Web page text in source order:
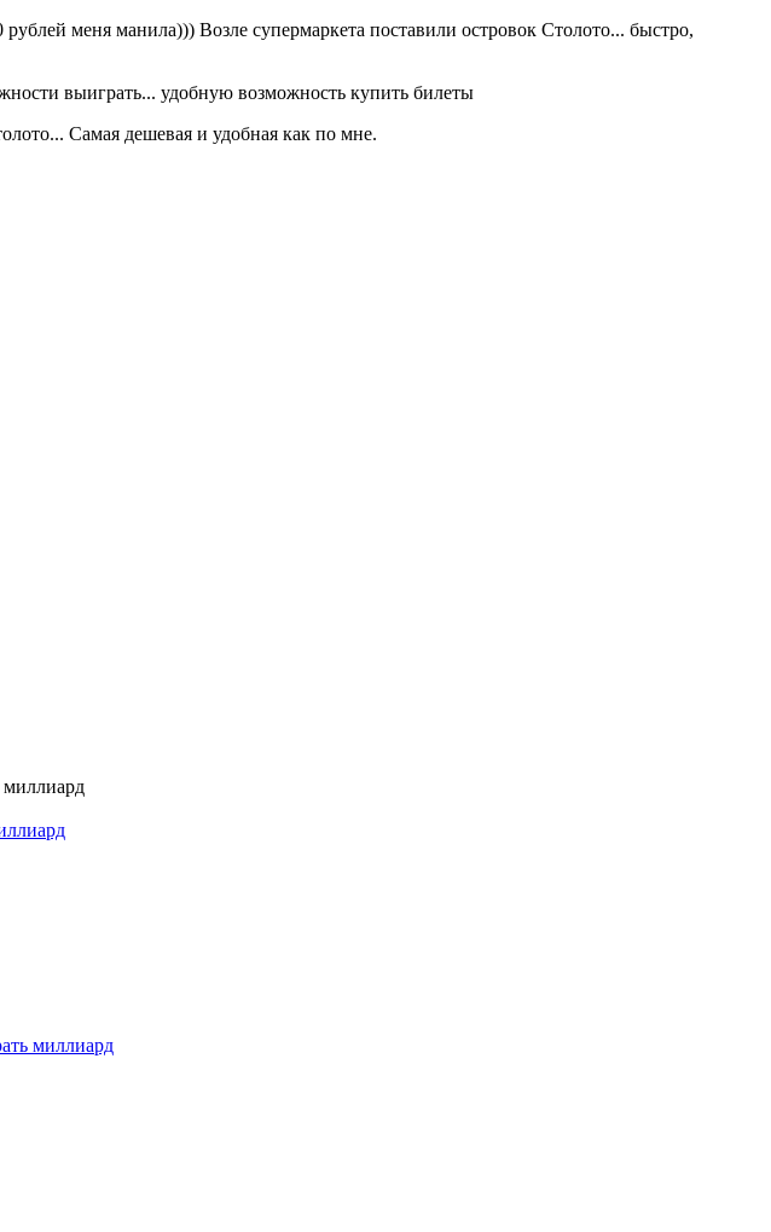
меня манила))) Возле супермаркета поставили островок Столото... быстро,
выиграть... удобную возможность купить билеты
Самая дешевая и удобная как по мне.
миллиард